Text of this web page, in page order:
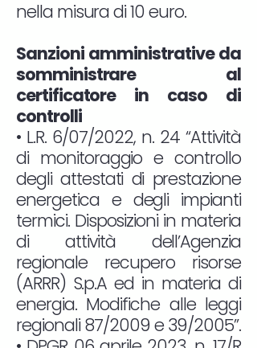
nella misura di 10 euro.
Sanzioni amministrative da
somministrare al
certificatore in caso di
controlli
• L.R. 6/07/2022, n. 24 “Attività
di monitoraggio e controllo
degli attestati di prestazione
energetica e degli impianti
termici. Disposizioni in materia
di attività dell’Agenzia
regionale recupero risorse
(ARRR) S.p.A ed in materia di
energia. Modifiche alle leggi
regionali 87/2009 e 39/2005”.